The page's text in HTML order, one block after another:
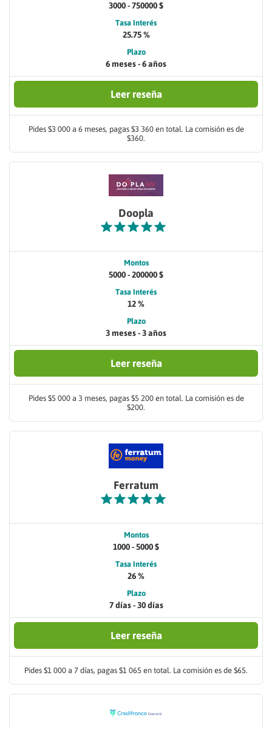
3000 - 750000 $
Tasa Interés
25.75 %
Plazo
6 meses - 6 años
Leer reseña
Pides $3 000 a 6 meses, pagas $3 360 en total. La comisión es de
$360.
Doopla
Montos
5000 - 200000 $
Tasa Interés
12 %
Plazo
3 meses - 3 años
Leer reseña
Pides $5 000 a 3 meses, pagas $5 200 en total. La comisión es de
$200.
Ferratum
Montos
1000 - 5000 $
Tasa Interés
26 %
Plazo
7 días - 30 días
Leer reseña
Pides $1 000 a 7 días, pagas $1 065 en total. La comisión es de $65.